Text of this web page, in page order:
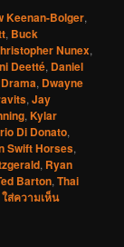
Keenan-Bolger,
, Buck
Nunex,
Deetté, Daniel
Drama, Dwayne
,Jay
,Kylar
Di Donato,
Swift Horses,
, Ryan
Barton,Thai
ใส่ความเห็น